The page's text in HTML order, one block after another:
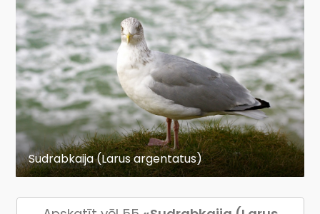
Sudrabkaija (Larus argentatus)